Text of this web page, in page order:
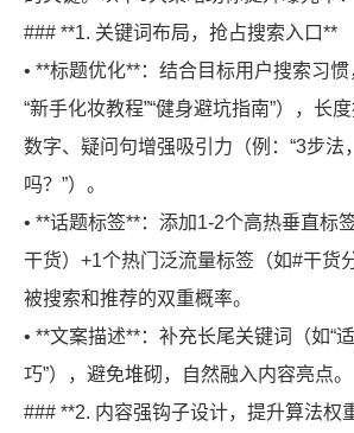
### **1. 关键词布局，抢占搜索入口**
• **标题优化**：结合目标用户搜索习
“新手化妆教程”“健身避坑指南”），长
数字、疑问句增强吸引力（例：“3步法
吗？”）。
• **话题标签**：添加1-2个高热垂直标
干货）+1个热门泛流量标签（如#干货
被搜索和推荐的双重概率。
• **文案描述**：补充长尾关键词（如“
巧”），避免堆砌，自然融入内容亮点。
### **2. 内容强钩子设计，提升算法权